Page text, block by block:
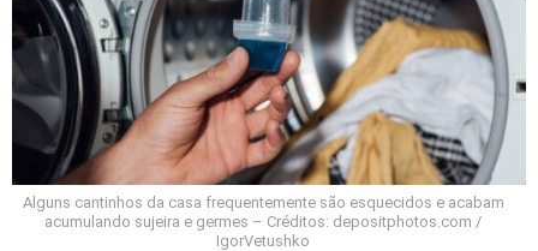
Alguns cantinhos da casa frequentemente são esquecidos e acabam
acumulando sujeira e germes – Créditos: depositphotos.com /
IgorVetushko